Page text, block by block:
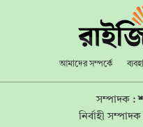
আমাদের সম্পর্কে
সম্পাদক :
নির্বাহী